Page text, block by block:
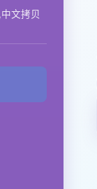
文拷贝